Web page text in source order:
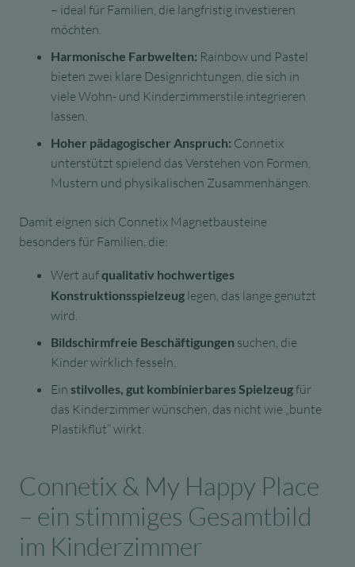
– ideal für Familien, die langfristig investieren
möchten.
Harmonische Farbwelten: Rainbow und Pastel
bieten zwei klare Designrichtungen, die sich in
viele Wohn- und Kinderzimmerstile integrieren
lassen.
Hoher pädagogischer Anspruch: Connetix
unterstützt spielend das Verstehen von Formen,
Mustern und physikalischen Zusammenhängen.
Damit eignen sich Connetix Magnetbausteine
besonders für Familien, die:
Wert aufqualitativ hochwertiges
Konstruktionsspielzeug legen, das lange genutzt
wird.
Bildschirmfreie Beschäftigungen suchen, die
Kinder wirklich fesseln.
Ein stilvolles, gut kombinierbares Spielzeugfür
das Kinderzimmer wünschen, das nicht wie „bunte
Plastikflut“ wirkt.
Connetix & My Happy Place
– ein stimmiges Gesamtbild
im Kinderzimmer